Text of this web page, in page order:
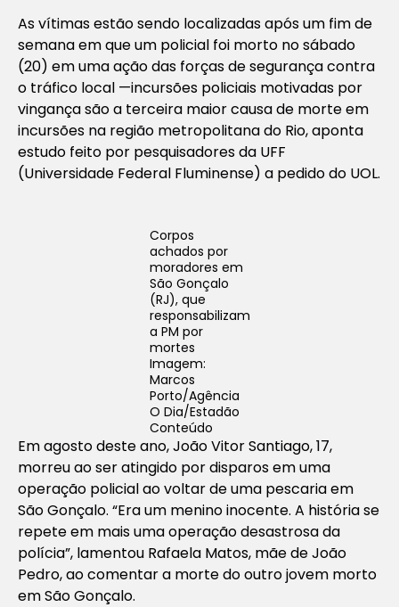
As vítimas estão sendo localizadas após um fim de
semana em que um policial foi morto no sábado
(20) em uma ação das forças de segurança contra
o tráfico local —incursões policiais motivadas por
vingança são a terceira maior causa de morte em
incursões na região metropolitana do Rio, aponta
estudo feito por pesquisadores da UFF
(Universidade Federal Fluminense) a pedido do UOL.
Corpos
achados por
moradores em
São Gonçalo
(RJ), que
responsabilizam
a PM por
mortes
Imagem:
Marcos
Porto/Agência
O Dia/Estadão
Conteúdo
Em agosto deste ano, João Vitor Santiago, 17,
morreu ao ser atingido por disparos em uma
operação policial ao voltar de uma pescaria em
São Gonçalo. “Era um menino inocente. A história se
repete em mais uma operação desastrosa da
polícia”, lamentou Rafaela Matos, mãe de João
Pedro, ao comentar a morte do outro jovem morto
em São Gonçalo.